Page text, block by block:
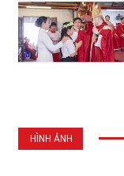
HÌNH ẢNH